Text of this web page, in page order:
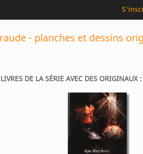
- planches et dessins
DE LA SÉRIE AVEC DES ORIGINAUX :